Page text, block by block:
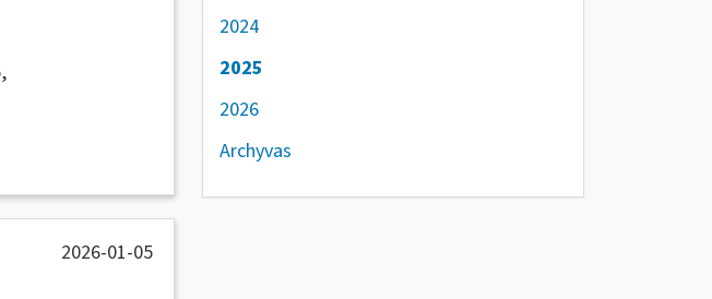
2026-01-05
2024
2025
2026
Archyvas